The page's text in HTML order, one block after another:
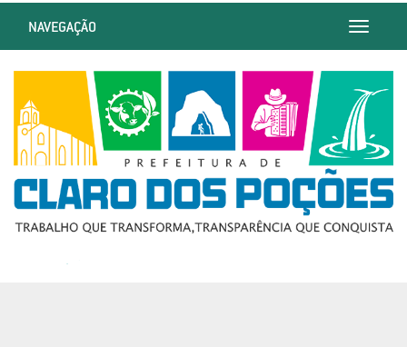
Toggle
NAVEGAÇÃO